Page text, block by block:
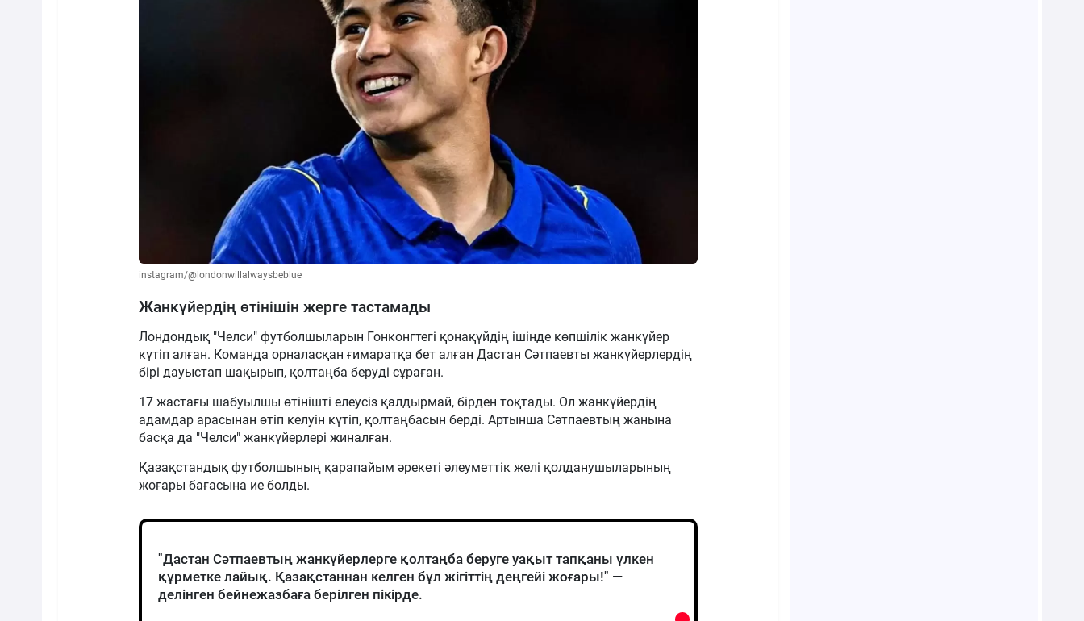
instagram/@londonwillalwaysbeblue
Жанкүйердің өтінішін жерге тастамады
Лондондық "Челси" футболшыларын Гонконгтегі қонақүйдің ішінде көпшілік жанкүйер
күтіп алған. Команда орналасқан ғимаратқа бет алған Дастан Сәтпаевты жанкүйерлердің
бірі дауыстап шақырып, қолтаңба беруді сұраған.
17 жастағы шабуылшы өтінішті елеусіз қалдырмай, бірден тоқтады. Ол жанкүйердің
адамдар арасынан өтіп келуін күтіп, қолтаңбасын берді. Артынша Сәтпаевтың жанына
басқа да "Челси" жанкүйерлері жиналған.
Қазақстандық футболшының қарапайым әрекеті әлеуметтік желі қолданушыларының
жоғары бағасына ие болды.
"Дастан Сәтпаевтың жанкүйерлерге қолтаңба беруге уақыт тапқаны үлкен
құрметке лайық. Қазақстаннан келген бұл жігіттің деңгейі жоғары!" —
делінген бейнежазбаға берілген пікірде.